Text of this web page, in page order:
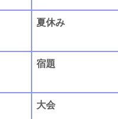
夏休み
宿題
大会